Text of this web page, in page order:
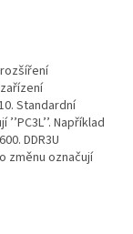
rozšíření
Standardní
Například
DDR3U
změnu označují